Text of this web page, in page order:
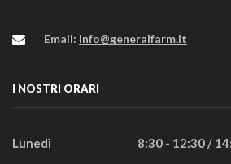
Email: info@generalfarm.it
I NOSTRI ORARI
Lunedì 8:30 - 12:30 /